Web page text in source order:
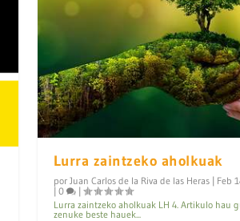
Lurra zaintzeko aholkuak
por Juan Carlos de la Riva de las Heras| Feb
| 0
|
Lurra zaintzeko aholkuak LH 4. Artikulo hau
zenuke beste hauek...